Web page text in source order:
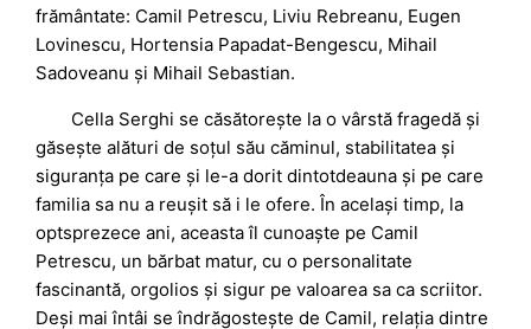
frământate: Camil Petrescu, Liviu Rebreanu, Eugen
Lovinescu, Hortensia Papadat-Bengescu, Mihail
Sadoveanu și Mihail Sebastian.
Cella Serghi se căsătorește la o vârstă fragedă și
găsește alături de soțul său căminul, stabilitatea și
siguranța pe care și le-a dorit dintotdeauna și pe care
familia sa nu a reușit să i le ofere. În același timp, la
optsprezece ani, aceasta îl cunoaște pe Camil
Petrescu, un bărbat matur, cu o personalitate
fascinantă, orgolios și sigur pe valoarea sa ca scriitor.
Deși mai întâi se îndrăgostește de Camil, relația dintre